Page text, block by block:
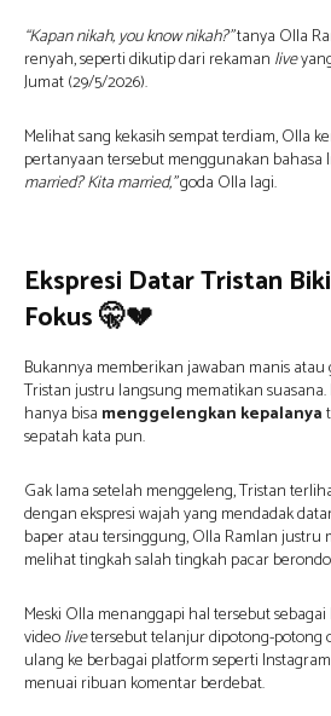
“Kapan nikah, you know nikah?”tanya Olla
renyah, seperti dikutip dari rekaman live
Jumat (29/5/2026).
Melihat sang kekasih sempat terdiam, Olla
pertanyaan tersebut menggunakan bahasa
married? Kita married,”goda Olla lagi.
Ekspresi Datar Tristan
Fokus🤫💔
Bukannya memberikan jawaban manis
Tristan justru langsung mematikan
hanya bisa menggelengkan kepalanya
sepatah kata pun.
Gak lama setelah menggeleng, Tristan
dengan ekspresi wajah yang mendadak
baper atau tersinggung, Olla Ramlan justru
melihat tingkah salah tingkah pacar
Meski Olla menanggapi hal tersebut
videolivetersebut telanjur dipotong-potong
ulang ke berbagai platform seperti
menuai ribuan komentar berdebat.